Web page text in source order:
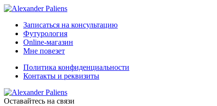
Записаться на консультацию
Футурология
Online-магазин
Мне повезет
Политика конфиденциальности
Контакты и реквизиты
Оставайтесь на связи